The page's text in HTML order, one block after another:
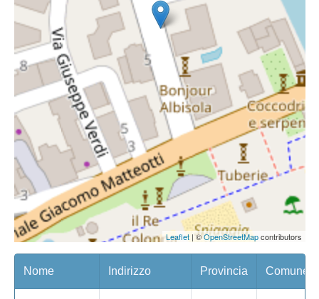
Leaflet| ©OpenStreetMapcontributors
Nome Indirizzo Provincia Comune/